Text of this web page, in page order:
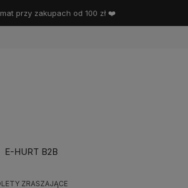
przy zakupach od 100 zł ❤️
Wybierz coś dla siebie z naszej
E-HURT B2B
ZRASZAJĄCE